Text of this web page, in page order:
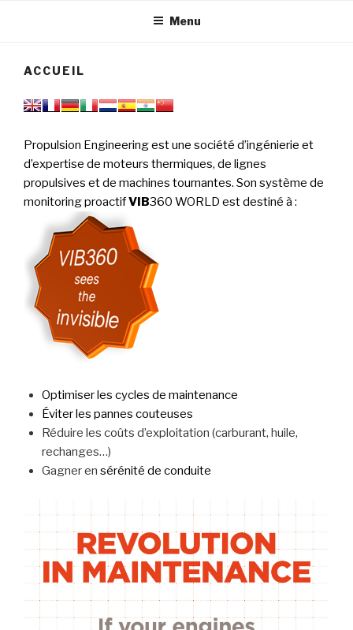
PERFORMANCE
Menu
ACCUEIL
Propulsion Engineering est une société d’ingénierie et
d’expertise de moteurs thermiques, de lignes
propulsives et de machines tournantes. Son système de
monitoring proactifVIB360 WORLD est destiné à :
Optimiser les cycles de maintenance
Éviter les pannes couteuses
Réduire les coûts d’exploitation (carburant, huile,
rechanges…)
Gagner en sérénité de conduite